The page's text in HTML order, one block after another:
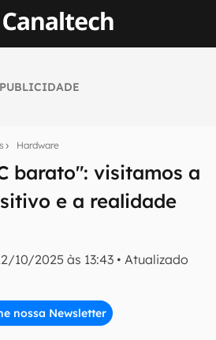
PUBLICIDADE
Hardware
barato": visitamos a
e a realidade
10/2025 às 13:43 • Atualizado
nossa Newsletter
tecnologia em primeira
inscreva-se
e concordo com os Termos de
do Canaltech.